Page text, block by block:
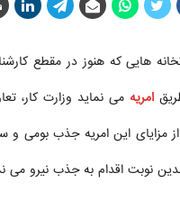
هایی که هنوز در مقطع
امریه می نماید وزارت کار،
مزایای این امریه جذب بومی و
نوبت اقدام به جذب نیرو می